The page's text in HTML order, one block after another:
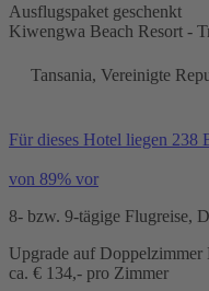
Ausflugspaket geschenkt
Kiwengwa Beach Resort -
Tansania, Vereinigte
Für dieses Hotel liegen 238
von 89% vor
8- bzw. 9-tägige Flugreise,
Upgrade auf
ca. € 134,- pro Zimmer